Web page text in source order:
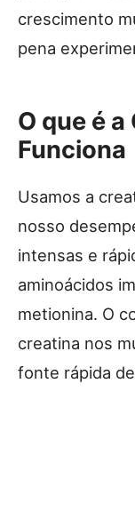
crescimento
pena
O que é
Funciona
Usamos a
nosso
intensas e
aminoácidos
metionina. O
creatina nos
fonte rápida